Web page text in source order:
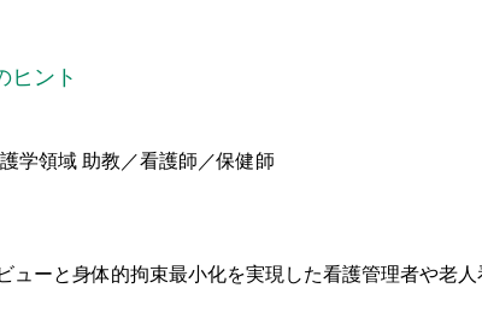
ント
領域 助教／看護師／保健師
ューと身体的拘束最小化を実現した看護管理者や老